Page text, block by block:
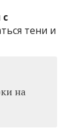
тени и
на